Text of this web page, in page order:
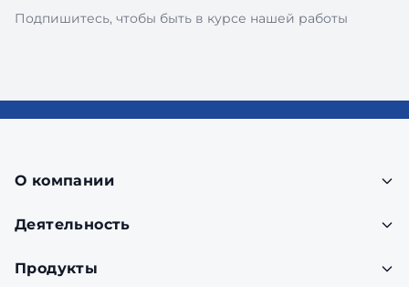
Подпишитесь, чтобы быть в курсе нашей работы
О компании
Деятельность
Продукты